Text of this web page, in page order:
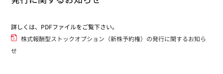
詳しくは、PDFファイルをご覧下さい。
株式報酬型ストックオプション（新株予約権）の発行に関するお知ら
せ